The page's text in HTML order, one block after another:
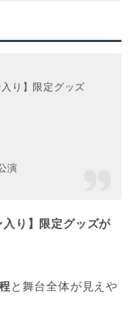
り】限定グッズ
演
り】限定グッズが
と舞台全体が見えや